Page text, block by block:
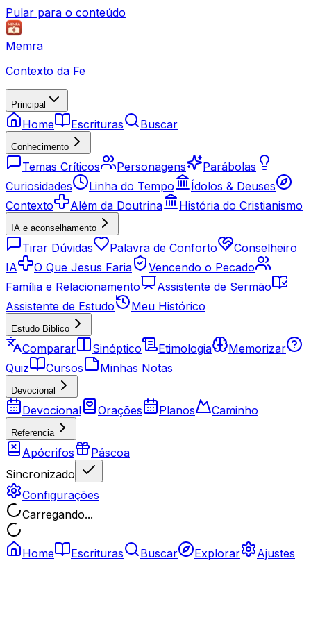
Pular para o conteúdo
Memra
Contexto da Fe
Principal
Home Escrituras Buscar
Conhecimento
Temas Críticos Personagens
Parábolas
Curiosidades
Linha do Tempo
Ídolos & Deuses
Contexto
Além da Doutrina História do Cristianismo
IA e aconselhamento
Tirar Dúvidas Palavra de Conforto
Conselheiro
IA
O Que Jesus Faria
Vencendo o Pecado
Família e Relacionamento
Assistente de Sermão
Assistente de Estudo
Meu Histórico
Estudo Biblico
Comparar Sinóptico Etimologia
Memorizar
Quiz
Cursos Minhas Notas
Devocional
Devocional Orações Planos Caminho
Referencia
Apócrifos
Páscoa
Sincronizado
Configurações
Carregando...
Home Escrituras Buscar Explorar Ajustes